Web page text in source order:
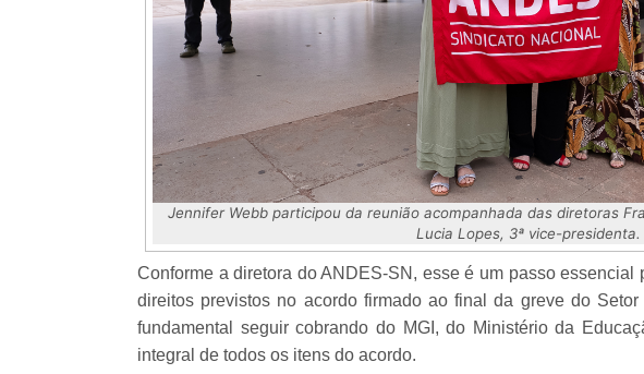
Jennifer Webb participou da reunião acompanhada das diretoras
Lucia Lopes, 3ª vice-presidenta.
Conforme a diretora do ANDES-SN, esse é um passo
direitos previstos no acordo firmado ao final da greve do
fundamental seguir cobrando do MGI, do Ministério da
integral de todos os itens do acordo.